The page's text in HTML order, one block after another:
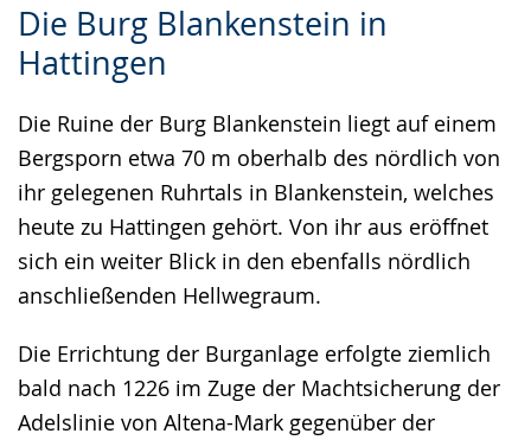
Die Burg Blankenstein in
Hattingen
Die Ruine der Burg Blankenstein liegt auf einem
Bergsporn etwa 70 m oberhalb des nördlich von
ihr gelegenen Ruhrtals in Blankenstein, welches
heute zu Hattingen gehört. Von ihr aus eröffnet
sich ein weiter Blick in den ebenfalls nördlich
anschließenden Hellwegraum.
Die Errichtung der Burganlage erfolgte ziemlich
bald nach 1226 im Zuge der Machtsicherung der
Adelslinie von Altena-Mark gegenüber der
Leichten
Sprache
Audio-
Unterstützung.
Video
in
Gebärdensprache
wird
angezeigt.